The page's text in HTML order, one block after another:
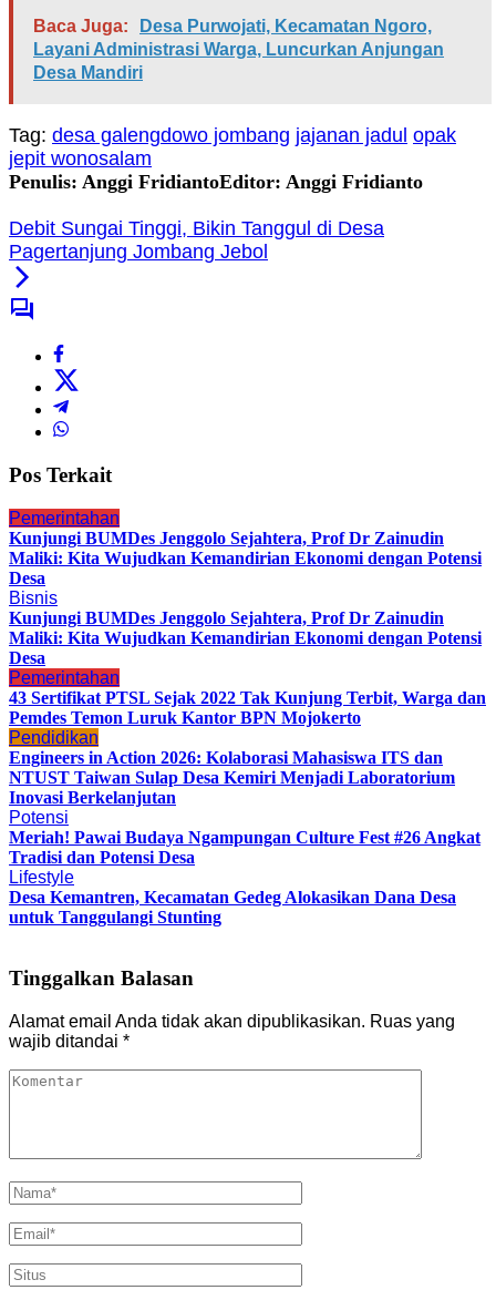
Baca Juga:
Desa Purwojati, Kecamatan Ngoro,
Layani Administrasi Warga, Luncurkan Anjungan
Desa Mandiri
Tag: desa galengdowo jombang jajanan jadul opak
jepit wonosalam
Penulis: Anggi FridiantoEditor: Anggi Fridianto
Debit Sungai Tinggi, Bikin Tanggul di Desa
Pagertanjung Jombang Jebol
Pos Terkait
Pemerintahan
Kunjungi BUMDes Jenggolo Sejahtera, Prof Dr Zainudin
Maliki: Kita Wujudkan Kemandirian Ekonomi dengan Potensi
Desa
Bisnis
Kunjungi BUMDes Jenggolo Sejahtera, Prof Dr Zainudin
Maliki: Kita Wujudkan Kemandirian Ekonomi dengan Potensi
Desa
Pemerintahan
43 Sertifikat PTSL Sejak 2022 Tak Kunjung Terbit, Warga dan
Pemdes Temon Luruk Kantor BPN Mojokerto
Pendidikan
Engineers in Action 2026: Kolaborasi Mahasiswa ITS dan
NTUST Taiwan Sulap Desa Kemiri Menjadi Laboratorium
Inovasi Berkelanjutan
Potensi
Meriah! Pawai Budaya Ngampungan Culture Fest #26 Angkat
Tradisi dan Potensi Desa
Lifestyle
Desa Kemantren, Kecamatan Gedeg Alokasikan Dana Desa
untuk Tanggulangi Stunting
Tinggalkan Balasan
Alamat email Anda tidak akan dipublikasikan. Ruas yang
wajib ditandai *